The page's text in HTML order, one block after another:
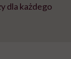
dla każdego